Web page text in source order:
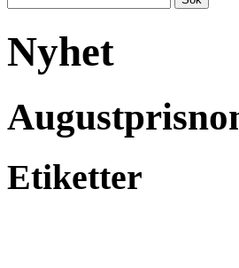
Nyhet
Etiketter